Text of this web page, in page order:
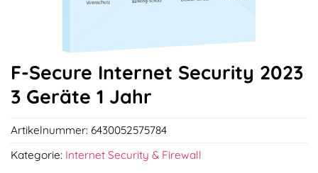
F-Secure Internet Security 2023
3 Geräte 1 Jahr
Artikelnummer: 6430052575784
Kategorie: Internet Security & Firewall